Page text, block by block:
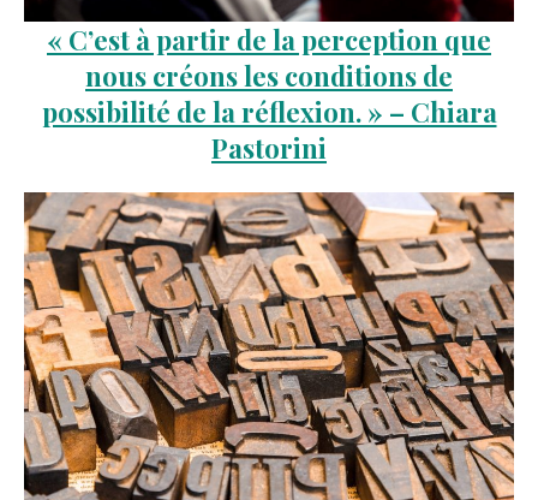
« C’est à partir de la perception que
nous créons les conditions de
possibilité de la réflexion. » – Chiara
Pastorini